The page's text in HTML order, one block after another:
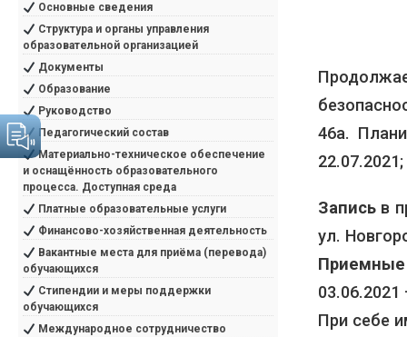
46а.
22.07.2021;
Записьв
ул.
03.06.2021
При себе
Основные сведения
Структура и органы управления
образовательной организацией
Документы
Образование
Руководство
Педагогический состав
Материально-техническое обеспечение
и оснащённость образовательного
процесса. Доступная среда
Платные образовательные услуги
Финансово-хозяйственная деятельность
Вакантные места для приёма (перевода)
обучающихся
Стипендии и меры поддержки
обучающихся
Международное сотрудничество